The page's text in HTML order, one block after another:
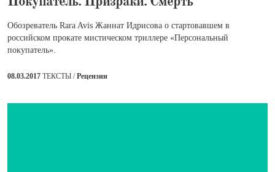
Обозреватель Rara Avis Жаннат Идрисова о стартовавшем в
российском прокате мистическом триллере «Персональный
покупатель».
08.03.2017 ТЕКСТЫ /Рецензии